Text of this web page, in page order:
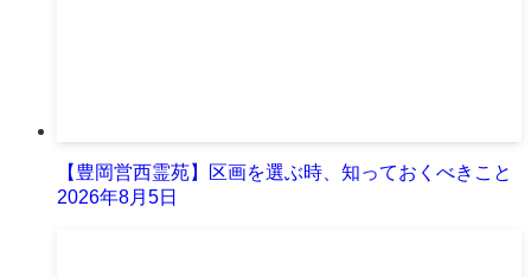
【豊岡営西霊苑】区画を選ぶ時、知っておくべきこと
2026年8月5日